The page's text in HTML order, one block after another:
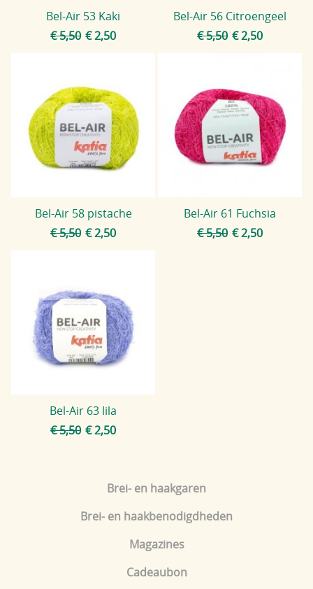
Brei- en haakgaren
Brei- en haakbenodigdheden
Magazines
Cadeaubon
Bel-Air 53 Kaki
€ 5,50 € 2,50
Bel-Air 56 Citroengeel
€ 5,50 € 2,50
Bel-Air 58 pistache
€ 5,50 € 2,50
Bel-Air 61 Fuchsia
€ 5,50 € 2,50
Bel-Air 63 lila
€ 5,50 € 2,50